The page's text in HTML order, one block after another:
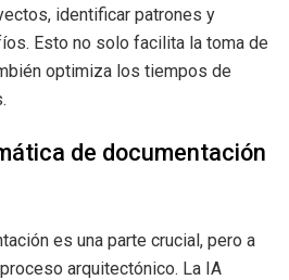
identificar patrones y
Esto no solo facilita la toma de
optimiza los tiempos de
de documentación
es una parte crucial, pero a
arquitectónico. La IA